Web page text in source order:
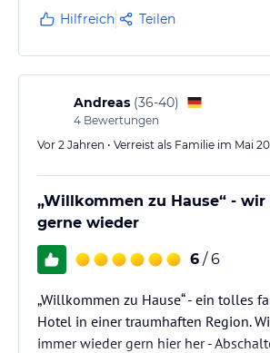
Servicepersonal war immer
sehr familiär, einfach klasse!
Das Hotel ist mehr als
Hilfreich Teilen
Andreas (36-40)
4 Bewertungen
Vor 2 Jahren • Verreist als Familie im Mai
„Willkommen zu Hause“ -
gerne wieder
6 / 6
„Willkommen zu Hause“ - ein tolles
Hotel in einer traumhaften Region.
immer wieder gern hier her -